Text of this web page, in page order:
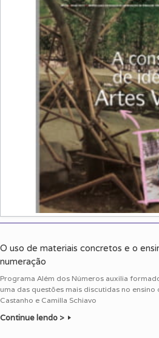
O uso de materiais concretos e o
numeração
Programa Além dos Números auxilia
uma das questões mais discutidas no ensino
Castanho e Camilla Schiavo
Continue lendo >